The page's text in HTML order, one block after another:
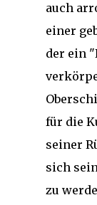
auch
einer
der ein
für die
seiner
sich
zu